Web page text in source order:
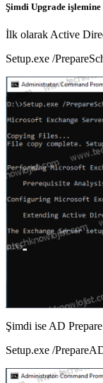
Şimdi Upgrade
İlk olarak Active
Setup.exe /
Şimdi ise AD
Setup.exe /